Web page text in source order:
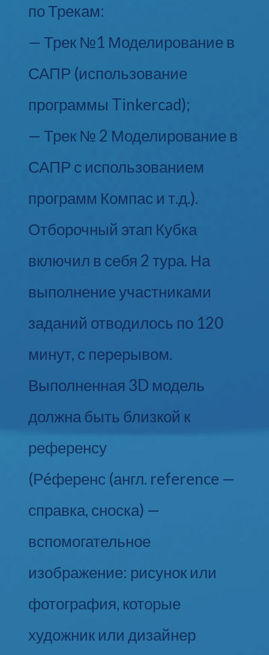
по Трекам:
— Трек №1 Моделирование в
САПР (использование
программы Tinkercad);
— Трек № 2 Моделирование в
САПР с использованием
программ Компас и т.д.).
Отборочный этап Кубка
включил в себя 2 тура. На
выполнение участниками
заданий отводилось по 120
минут, с перерывом.
Выполненная 3D модель
должна быть близкой к
референсу
(Рéференс (англ. reference —
справка, сноска) —
вспомогательное
изображение: рисунок или
фотография, которые
художник или дизайнер